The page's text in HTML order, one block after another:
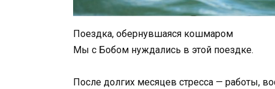
Поездка, обернувшаяся кошмаром
Мы с Бобом нуждались в этой поездке.
После долгих месяцев стресса — работы,